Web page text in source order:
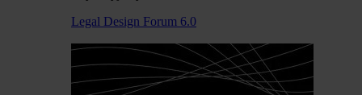
Legal Design Forum 6.0